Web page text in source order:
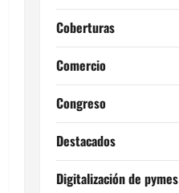
Coberturas
Comercio
Congreso
Destacados
Digitalización de pymes